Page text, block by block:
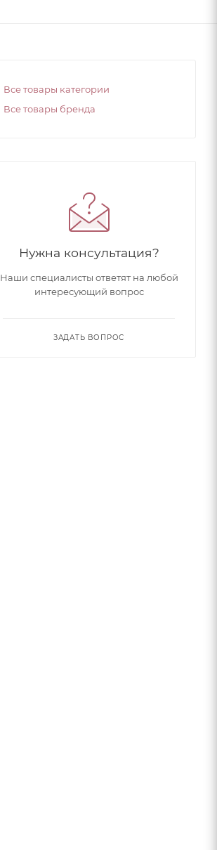
Все товары категории
Все товары бренда
Нужна консультация?
Наши специалисты ответят на любой
интересующий вопрос
ЗАДАТЬ ВОПРОС